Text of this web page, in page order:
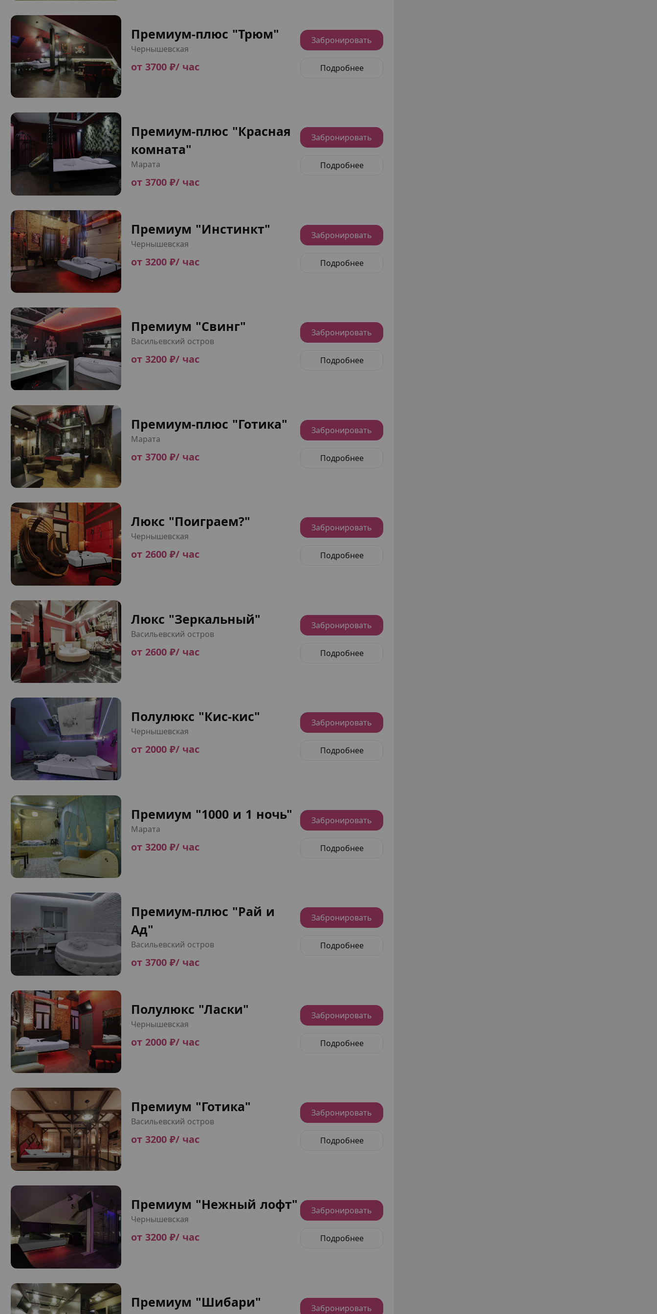
Премиум-плюс "Трюм"
Чернышевская
от 3700 ₽/ час
Забронировать
Подробнее
Премиум-плюс "Красная
комната"
Марата
от 3700 ₽/ час
Забронировать
Подробнее
Премиум "Инстинкт"
Чернышевская
от 3200 ₽/ час
Забронировать
Подробнее
Премиум "Свинг"
Васильевский остров
от 3200 ₽/ час
Забронировать
Подробнее
Премиум-плюс "Готика"
Марата
от 3700 ₽/ час
Забронировать
Подробнее
Люкс "Поиграем?"
Чернышевская
от 2600 ₽/ час
Забронировать
Подробнее
Люкс "Зеркальный"
Васильевский остров
от 2600 ₽/ час
Забронировать
Подробнее
Полулюкс "Кис-кис"
Чернышевская
от 2000 ₽/ час
Забронировать
Подробнее
Премиум "1000 и 1 ночь"
Марата
от 3200 ₽/ час
Забронировать
Подробнее
Премиум-плюс "Рай и
Ад"
Васильевский остров
от 3700 ₽/ час
Забронировать
Подробнее
Полулюкс "Ласки"
Чернышевская
от 2000 ₽/ час
Забронировать
Подробнее
Премиум "Готика"
Васильевский остров
от 3200 ₽/ час
Забронировать
Подробнее
Премиум "Нежный лофт"
Чернышевская
от 3200 ₽/ час
Забронировать
Подробнее
Премиум "Шибари" Забронировать